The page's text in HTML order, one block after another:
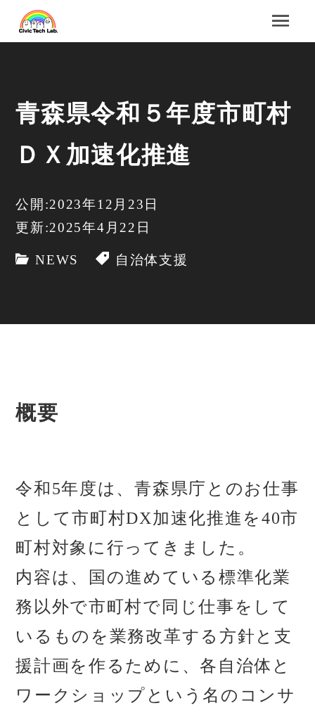
青森県令和５年度市町村
ＤＸ加速化推進
公開:2023年12月23日
更新:2025年4月22日
NEWS 自治体支援
概要
令和5年度は、青森県庁とのお仕事
として市町村DX加速化推進を40市
町村対象に行ってきました。
内容は、国の進めている標準化業
務以外で市町村で同じ仕事をして
いるものを業務改革する方針と支
援計画を作るために、各自治体と
ワークショップという名のコンサ